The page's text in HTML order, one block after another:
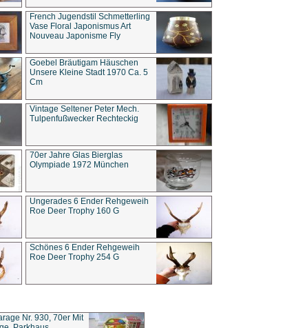
French Jugendstil Schmetterling
Vase Floral Japonismus Art
Nouveau Japonisme Fly
Goebel Bräutigam Häuschen
Unsere Kleine Stadt 1970 Ca. 5
Cm
Vintage Seltener Peter Mech.
Tulpenfußwecker Rechteckig
70er Jahre Glas Bierglas
Olympiade 1972 München
Ungerades 6 Ender Rehgeweih
Roe Deer Trophy 160 G
Schönes 6 Ender Rehgeweih
Roe Deer Trophy 254 G
Nr. 930, 70er Mit